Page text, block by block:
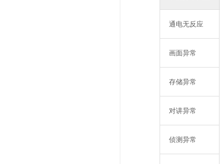
通电无反应
画面异常
存储异常
对讲异常
侦测异常